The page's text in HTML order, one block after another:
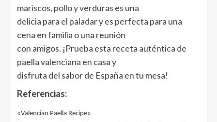
mariscos, pollo y verduras es una
delicia para el paladar y es perfecta para una
cena en familia o una reunión
con amigos. ¡Prueba esta receta auténtica de
paella valenciana en casa y
disfruta del sabor de España en tu mesa!
Referencias:
«Valencian Paella Recipe»